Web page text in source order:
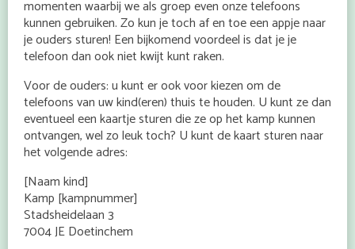
momenten waarbij we als groep even onze telefoons
kunnen gebruiken. Zo kun je toch af en toe een appje naar
je ouders sturen! Een bijkomend voordeel is dat je je
telefoon dan ook niet kwijt kunt raken.
Voor de ouders: u kunt er ook voor kiezen om de
telefoons van uw kind(eren) thuis te houden. U kunt ze dan
eventueel een kaartje sturen die ze op het kamp kunnen
ontvangen, wel zo leuk toch? U kunt de kaart sturen naar
het volgende adres:
[Naam kind]
Kamp [kampnummer]
Stadsheidelaan 3
7004 JE Doetinchem